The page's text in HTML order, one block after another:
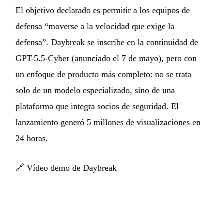
El objetivo declarado es permitir a los equipos de
defensa “moverse a la velocidad que exige la
defensa”. Daybreak se inscribe en la continuidad de
GPT-5.5-Cyber (anunciado el 7 de mayo), pero con
un enfoque de producto más completo: no se trata
solo de un modelo especializado, sino de una
plataforma que integra socios de seguridad. El
lanzamiento generó 5 millones de visualizaciones en
24 horas.
🔗 Vídeo demo de Daybreak